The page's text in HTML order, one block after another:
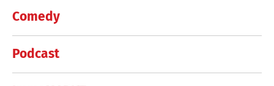
Comedy
Podcast